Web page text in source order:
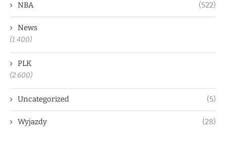
NBA (522)
News
(1 400)
PLK
(2 600)
Uncategorized (5)
Wyjazdy (28)